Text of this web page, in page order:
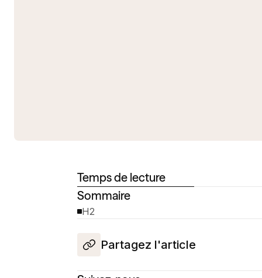
Temps de lecture
Sommaire
H2
Partagez l'article